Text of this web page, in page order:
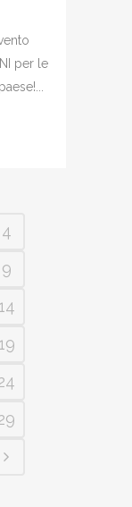
per le
4
9